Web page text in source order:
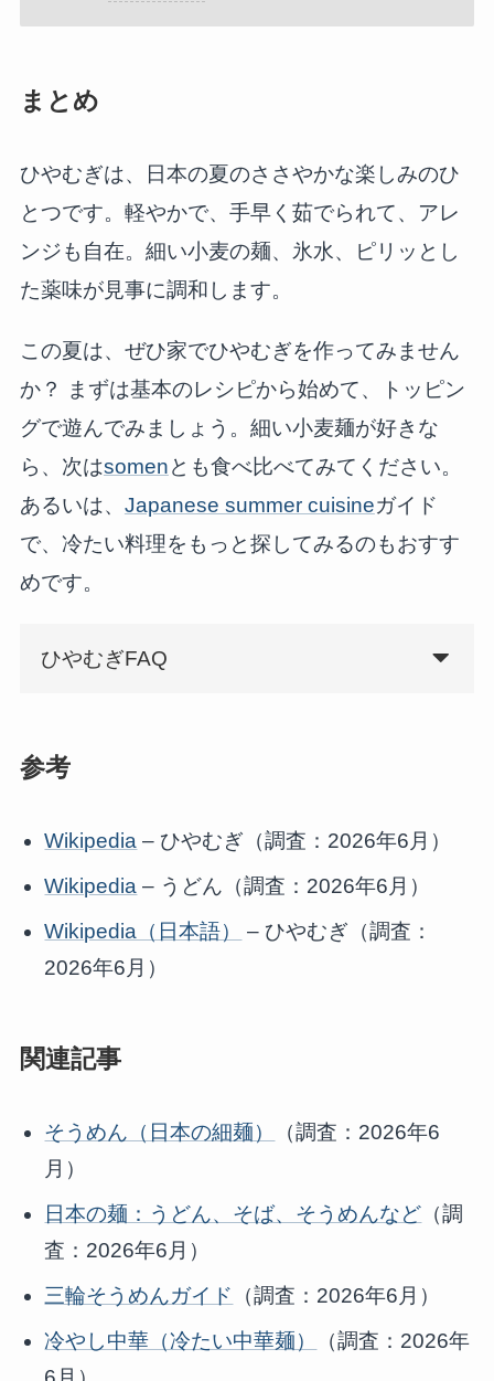
まとめ
ひやむぎは、日本の夏のささやかな楽しみのひ
とつです。軽やかで、手早く茹でられて、アレ
ンジも自在。細い小麦の麺、氷水、ピリッとし
た薬味が見事に調和します。
この夏は、ぜひ家でひやむぎを作ってみません
か？ まずは基本のレシピから始めて、トッピン
グで遊んでみましょう。細い小麦麺が好きな
ら、次はsomenとも食べ比べてみてください。
あるいは、 Japanese summer cuisineガイド
で、冷たい料理をもっと探してみるのもおすす
めです。
ひやむぎFAQ
参考
Wikipedia – ひやむぎ（調査：2026年6月）
Wikipedia – うどん（調査：2026年6月）
Wikipedia（日本語）
– ひやむぎ（調査：
2026年6月）
関連記事
そうめん（日本の細麺）
（調査：2026年6
月）
日本の麺：うどん、そば、そうめんなど （調
査：2026年6月）
三輪そうめんガイド
（調査：2026年6月）
冷やし中華（冷たい中華麺）
（調査：2026年